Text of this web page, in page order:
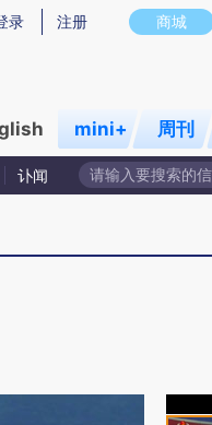
商城
录 注册
mini+ 周刊
讣闻